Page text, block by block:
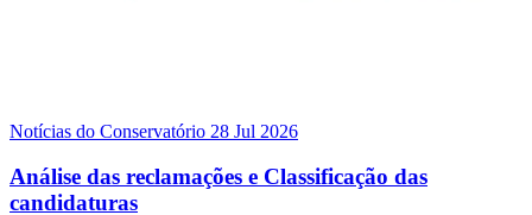
Notícias do Conservatório 28 Jul 2026
Análise das reclamações e Classificação das
candidaturas